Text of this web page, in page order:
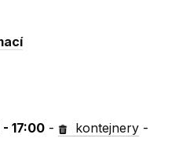
17:00 - kontejnery -